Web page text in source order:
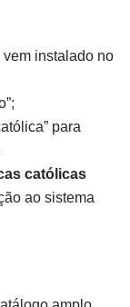
vem instalado no
para
católicas
ao sistema